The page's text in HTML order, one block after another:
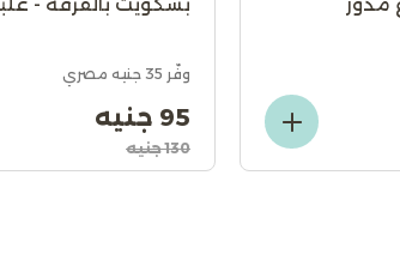
وفّر 35 جنيه مصري
95 جنيه
130 جنيه